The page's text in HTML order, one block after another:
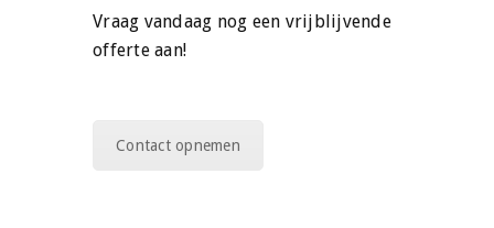
Vraag vandaag nog een vrijblijvende
offerte aan!
Contact opnemen